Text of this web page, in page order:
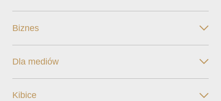
Biznes
Dla mediów
Kibice